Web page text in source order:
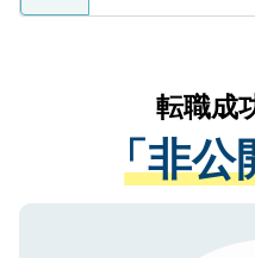
ているすべての
は、個人情報の
管理基準を満た
る、プライバシ
かがいして、現
経験をまじえな
させていただき
ない方には、長
ので、まずはご
転職成
「非公